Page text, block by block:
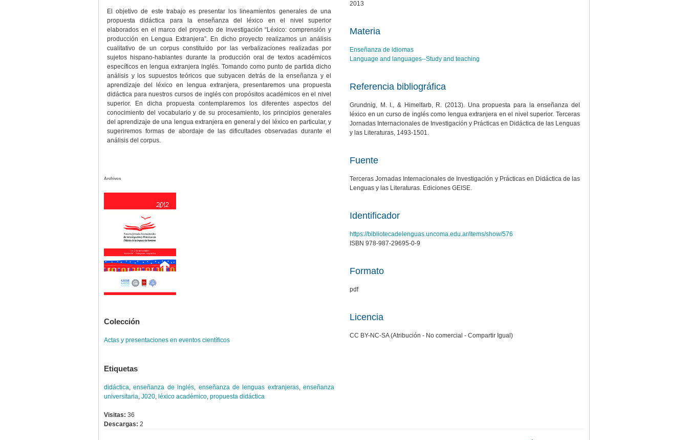
El objetivo de este trabajo es presentar los lineamientos generales de una
propuesta didáctica para la enseñanza del léxico en el nivel superior
elaborados en el marco del proyecto de investigación “Léxico: comprensión y
producción en Lengua Extranjera”. En dicho proyecto realizamos un análisis
cualitativo de un corpus constituido por las verbalizaciones realizadas por
sujetos hispano-hablantes durante la producción oral de textos académicos
específicos en lengua extranjera inglés. Tomando como punto de partida dicho
análisis y los supuestos teóricos que subyacen detrás de la enseñanza y el
aprendizaje del léxico en lengua extranjera, presentaremos una propuesta
didáctica para nuestros cursos de inglés con propósitos académicos en el nivel
superior. En dicha propuesta contemplaremos los diferentes aspectos del
conocimiento del vocabulario y de su procesamiento, los principios generales
del aprendizaje de una lengua extranjera en general y del léxico en particular, y
sugeriremos formas de abordaje de las dificultades observadas durante el
análisis del corpus.
Archivos
Colección
Actas y presentaciones en eventos científicos
Etiquetas
didáctica,enseñanza de inglés, enseñanza de lenguas extranjeras, enseñanza
universitaria, J020, léxico académico, propuesta didáctica
Visitas: 36
Descargas: 2
2013
Materia
Enseñanza de idiomas
Language and languages--Study and teaching
Referencia bibliográfica
Grundnig, M. I., & Himelfarb, R. (2013). Una propuesta para la enseñanza del
léxico en un curso de inglés como lengua extranjera en el nivel superior. Terceras
Jornadas Internacionales de Investigación y Prácticas en Didáctica de las Lenguas
y las Literaturas, 1493-1501.
Fuente
Terceras Jornadas Internacionales de Investigación y Prácticas en Didáctica de las
Lenguas y las Literaturas. Ediciones GEISE.
Identificador
https://bibliotecadelenguas.uncoma.edu.ar/items/show/576
ISBN 978-987-29695-0-9
Formato
pdf
Licencia
CC BY-NC-SA (Atribución - No comercial - Compartir Igual)